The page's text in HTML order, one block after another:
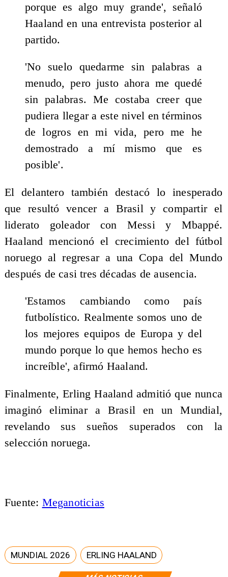
porque es algo muy grande', señaló
Haaland en una entrevista posterior al
partido.
'No suelo quedarme sin palabras a
menudo, pero justo ahora me quedé
sin palabras. Me costaba creer que
pudiera llegar a este nivel en términos
de logros en mi vida, pero me he
demostrado a mí mismo que es
posible'.
El delantero también destacó lo inesperado
que resultó vencer a Brasil y compartir el
liderato goleador con Messi y Mbappé.
Haaland mencionó el crecimiento del fútbol
noruego al regresar a una Copa del Mundo
después de casi tres décadas de ausencia.
'Estamos cambiando como país
futbolístico. Realmente somos uno de
los mejores equipos de Europa y del
mundo porque lo que hemos hecho es
increíble', afirmó Haaland.
Finalmente, Erling Haaland admitió que nunca
imaginó eliminar a Brasil en un Mundial,
revelando sus sueños superados con la
selección noruega.
Fuente: Meganoticias
MUNDIAL 2026 ERLING HAALAND